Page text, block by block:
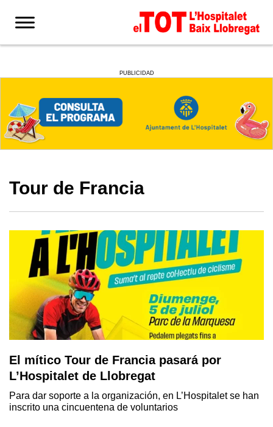
PUBLICIDAD
Tour de Francia
El mítico Tour de Francia pasará por
L’Hospitalet de Llobregat
Para dar soporte a la organización, en L’Hospitalet se han
inscrito una cincuentena de voluntarios